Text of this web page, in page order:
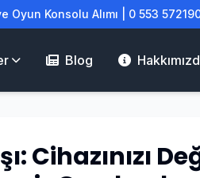
Konsolu Alımı | 0 553
Blog
Cihazınızı